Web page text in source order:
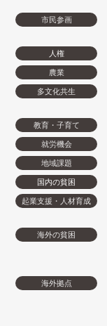
市民参画
人権
農業
多文化共生
教育・子育て
就労機会
地域課題
国内の貧困
起業支援・人材育成
海外の貧困
海外拠点